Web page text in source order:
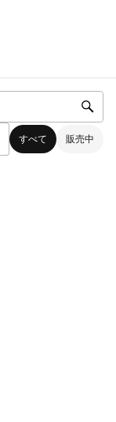
すべて 販売中